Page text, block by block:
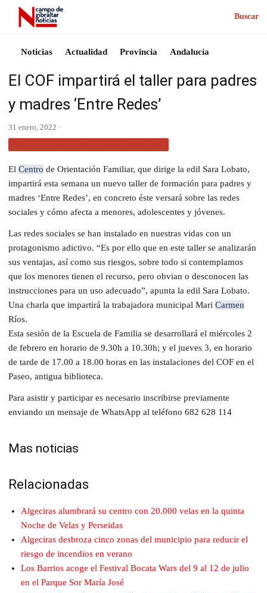
Buscar
Noticias Actualidad Provincia Andalucía
El COF impartirá el taller para padres
y madres ‘Entre Redes’
31 enero, 2022 ·
El Centro de Orientación Familiar, que dirige la edil Sara Lobato,
impartirá esta semana un nuevo taller de formación para padres y
madres ‘Entre Redes’, en concreto éste versará sobre las redes
sociales y cómo afecta a menores, adolescentes y jóvenes.
Las redes sociales se han instalado en nuestras vidas con un
protagonismo adictivo. “Es por ello que en este taller se analizarán
sus ventajas, así como sus riesgos, sobre todo si contemplamos
que los menores tienen el recurso, pero obvian o desconocen las
instrucciones para un uso adecuado”, apunta la edil Sara Lobato.
Una charla que impartirá la trabajadora municipal Mari Carmen
Ríos.
Esta sesión de la Escuela de Familia se desarrollará el miércoles 2
de febrero en horario de 9.30h a 10.30h; y el jueves 3, en horario
de tarde de 17.00 a 18.00 horas en las instalaciones del COF en el
Paseo, antigua biblioteca.
Para asistir y participar es necesario inscribirse previamente
enviando un mensaje de WhatsApp al teléfono 682 628 114
Mas noticias
Relacionadas
Algeciras alumbrará su centro con 20.000 velas en la quinta
Noche de Velas y Perseidas
Algeciras desbroza cinco zonas del municipio para reducir el
riesgo de incendios en verano
Los Barrios acoge el Festival Bocata Wars del 9 al 12 de julio
en el Parque Sor María José